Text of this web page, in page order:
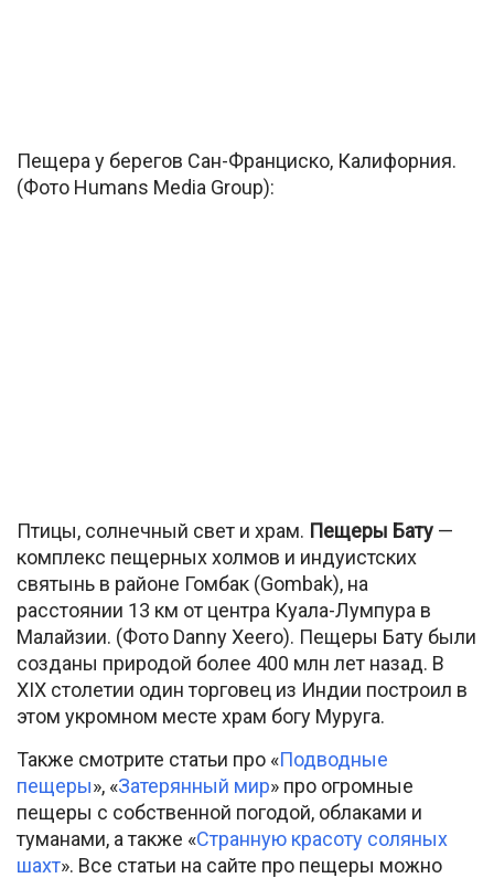
Пещера у берегов Сан-Франциско, Калифорния.
(Фото Humans Media Group):
Птицы, солнечный свет и храм. Пещеры Бату —
комплекс пещерных холмов и индуистских
святынь в районе Гомбак (Gombak), на
расстоянии 13 км от центра Куала-Лумпура в
Малайзии. (Фото Danny Xeero). Пещеры Бату были
созданы природой более 400 млн лет назад. В
XIX столетии один торговец из Индии построил в
этом укромном месте храм богу Муруга.
Также смотрите статьи про «Подводные
пещеры», «Затерянный мир» про огромные
пещеры с собственной погодой, облаками и
туманами, а также «Странную красоту соляных
шахт». Все статьи на сайте про пещеры можно